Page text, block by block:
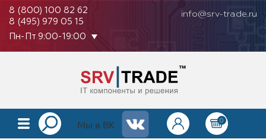
8 (800) 100 82 62
8 (495) 979 05 15
info@srv-trade.ru
Пн-Пт 9:00-19:00
КАТАЛОГ
Мы в ВК 0